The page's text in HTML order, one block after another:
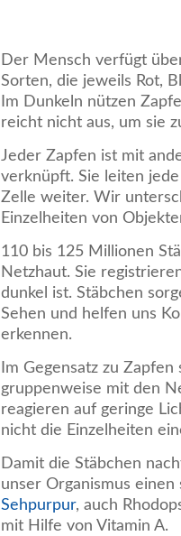
Der Mensch verfügt
Sorten, die jeweils Rot,
Im Dunkeln nützen
reicht nicht aus, um sie
Jeder Zapfen ist mit
verknüpft. Sie leiten
Zelle weiter. Wir
Einzelheiten von
110 bis 125 Millionen
Netzhaut. Sie
dunkel ist. Stäbchen
Sehen und helfen uns
erkennen.
Im Gegensatz zu
gruppenweise mit den
reagieren auf geringe
nicht die Einzelheiten
Damit die Stäbchen
unser Organismus einen
Sehpurpur, auch
mit Hilfe von Vitamin A.